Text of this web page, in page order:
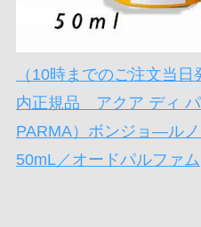
（10時までのご注文当
内正規品 アクア ディ
PARMA）ボンジョ―ル
50mL／オードパルファム